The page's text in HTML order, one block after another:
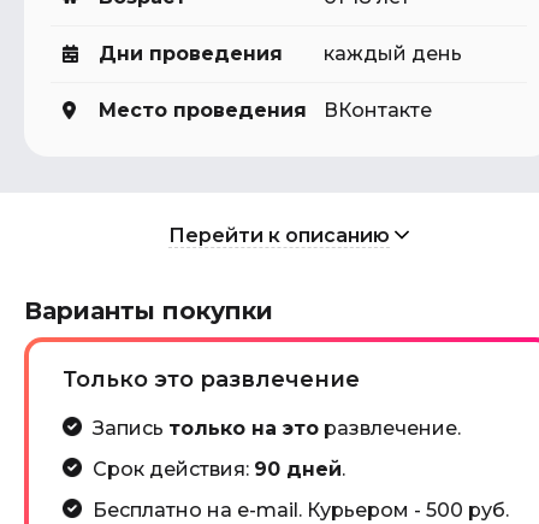
Дни проведения каждый день
Место проведения ВКонтакте
Перейти к описанию
Варианты покупки
Только это развлечение
Запись только на эторазвлечение.
Срок действия: 90 дней.
Бесплатно на e-mail. Курьером - 500 руб.